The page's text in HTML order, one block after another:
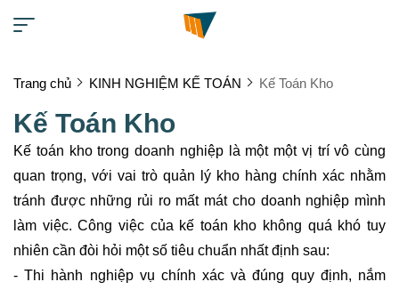
Trang chủ KINH NGHIỆM KẾ TOÁN Kế Toán Kho
Kế Toán Kho
Kế toán kho trong doanh nghiệp là một một vị trí vô cùng
quan trọng, với vai trò quản lý kho hàng chính xác nhằm
tránh được những rủi ro mất mát cho doanh nghiệp mình
làm việc. Công việc của kế toán kho không quá khó tuy
nhiên cần đòi hỏi một số tiêu chuẩn nhất định sau:
- Thi hành nghiệp vụ chính xác và đúng quy định, nắm